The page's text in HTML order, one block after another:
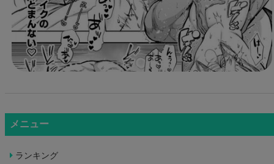
メニュー
ランキング